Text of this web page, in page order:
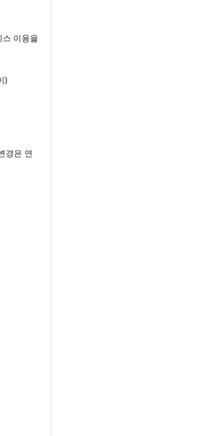
이용을
)
경은 연